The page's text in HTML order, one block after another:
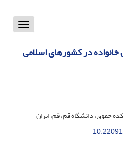
Toggle
خانواده در کشورهای اسلامی
حقوق، دانشگاه قم، قم، ایران